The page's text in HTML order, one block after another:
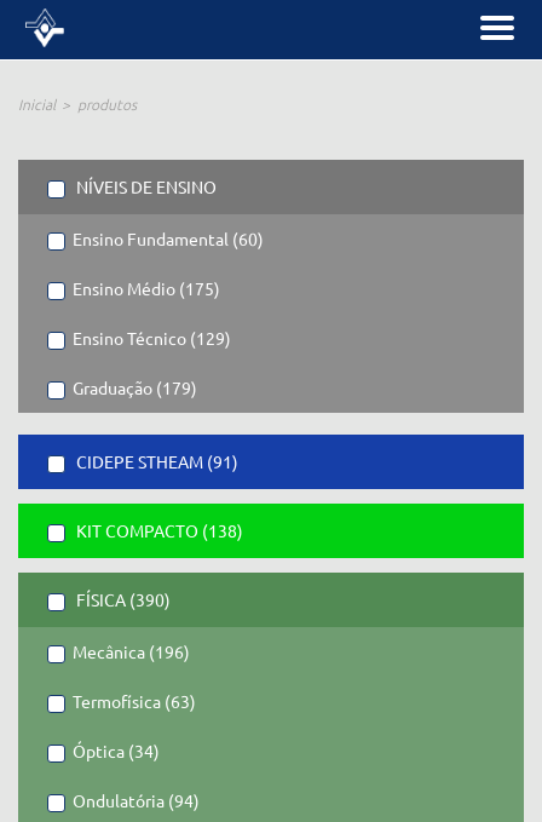
Inicial produtos
NÍVEIS DE ENSINO
Ensino Fundamental (60)
Ensino Médio (175)
Ensino Técnico (129)
Graduação (179)
CIDEPE STHEAM (91)
KIT COMPACTO (138)
FÍSICA (390)
Mecânica (196)
Termofísica (63)
Óptica (34)
Ondulatória (94)